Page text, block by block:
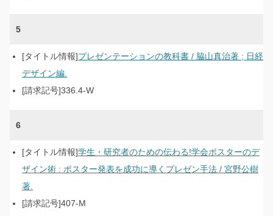
5
プレゼンテーションの教科書 / 脇山真治著 ; 日経
デザイン編.
336.4-W
6
学生・研究者のための伝わる!学会ポスターのデ
ザイン術 : ポスター発表を成功に導くプレゼン手法 / 宮野公樹
著.
407-M